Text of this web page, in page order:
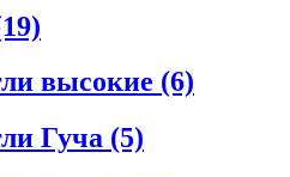
высокие (6)
Гуча (5)